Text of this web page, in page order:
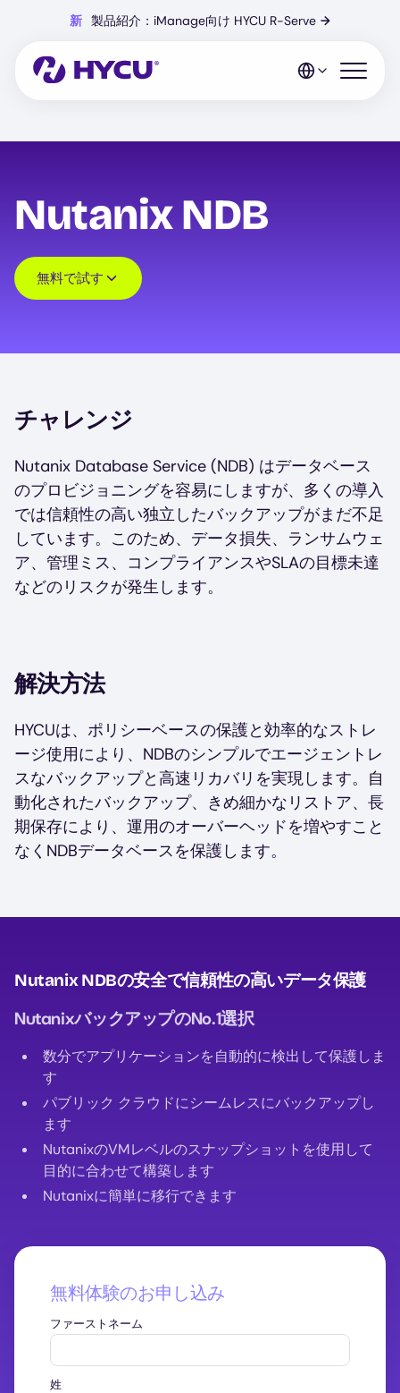
content
新 製品紹介：iManage向け HYCU R-Serve →
Open
Nutanix NDB
無料で試す
チャレンジ
Nutanix Database Service (NDB) はデータベース
のプロビジョニングを容易にしますが、多くの導入
では信頼性の高い独立したバックアップがまだ不足
しています。このため、データ損失、ランサムウェ
ア、管理ミス、コンプライアンスやSLAの目標未達
などのリスクが発生します。
解決方法
HYCUは、ポリシーベースの保護と効率的なストレ
ージ使用により、NDBのシンプルでエージェントレ
スなバックアップと高速リカバリを実現します。自
動化されたバックアップ、きめ細かなリストア、長
期保存により、運用のオーバーヘッドを増やすこと
なくNDBデータベースを保護します。
Nutanix NDBの安全で信頼性の高いデータ保護
NutanixバックアップのNo.1選択
数分でアプリケーションを自動的に検出して保護しま
す
パブリック クラウドにシームレスにバックアップし
ます
NutanixのVMレベルのスナップショットを使用して
目的に合わせて構築します
Nutanixに簡単に移行できます
無料体験のお申し込み
ファーストネーム
姓